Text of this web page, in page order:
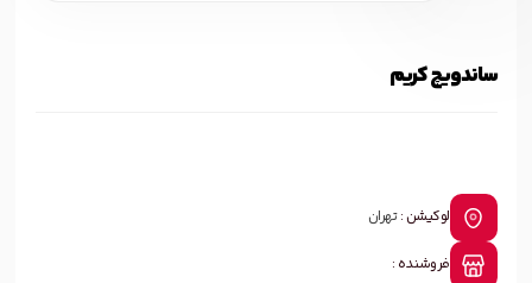
ساندویچ کریم
لوکیشن :تهران
فروشنده :